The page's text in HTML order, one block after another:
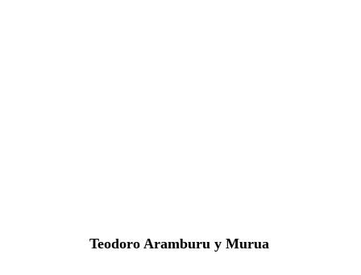
Teodoro Aramburu y Murua